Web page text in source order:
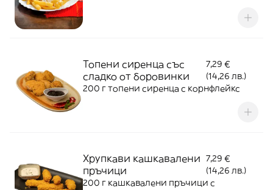
Топени сиренца със
сладко от боровинки
7,29 €
(14,26 лв.)
200 г топени сиренца с корнфлейкс
Хрупкави кашкавалени
пръчици
7,29 €
(14,26 лв.)
200 г кашкавалени пръчици с